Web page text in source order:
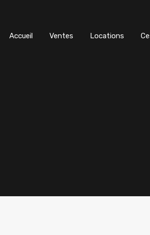
Accueil Ventes Locations